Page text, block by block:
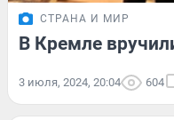
СТРАНА И МИР
В Кремле
3 июля, 2024, 20:04 604